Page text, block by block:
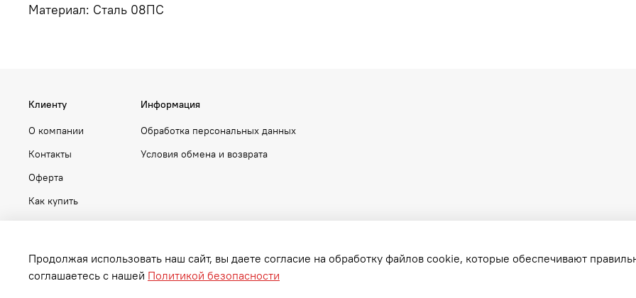
Материал: Сталь 08ПС
Клиенту
О компании
Контакты
Оферта
Как купить
Информация
Обработка персональных данных
Условия обмена и возврата
Продолжая использовать наш сайт, вы даете согласие на обработку файлов cookie, которые обеспечивают
соглашаетесь с нашей Политикой безопасности